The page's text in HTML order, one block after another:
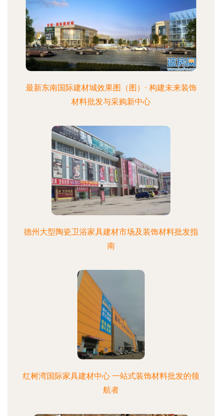
最新东南国际建材城效果图（图）- 构建未来装饰
材料批发与采购新中心
德州大型陶瓷卫浴家具建材市场及装饰材料批发指
南
红树湾国际家具建材中心 一站式装饰材料批发的领
航者